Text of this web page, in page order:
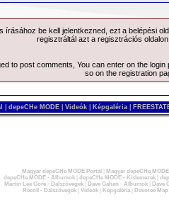
írásához be kell jelentkezned, ezt a belépési
regisztráltál azt a regisztrációs
to post comments, You can enter on the login
so on the registration
depeCHe MODE Videók Képgaléria
Magyar depeCHe MODE Portál
Magyar depeCHe
depeCHe MODE - Albumok| depeCHe MODE - Kislemezek|
Martin Lee Gore - Dalszövegek| Dave Gahan - Albumok|
Dave
Recoil - Dalszövegek| Videók| Képgaléria| Devotee Map